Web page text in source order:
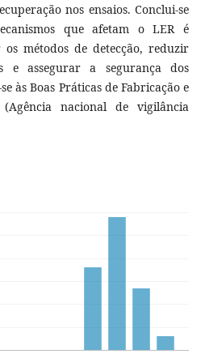
nos ensaios. Conclui-se
que afetam o LER é
métodos de detecção, reduzir
e assegurar a segurança dos
às Boas Práticas de Fabricação e
nacional de vigilância